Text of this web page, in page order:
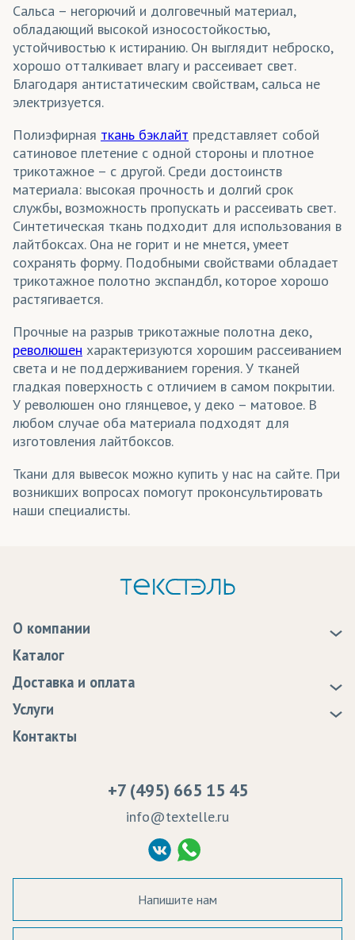
Сальса – негорючий и долговечный материал,
обладающий высокой износостойкостью,
устойчивостью к истиранию. Он выглядит неброско,
хорошо отталкивает влагу и рассеивает свет.
Благодаря антистатическим свойствам, сальса не
электризуется.
Полиэфирная ткань бэклайт представляет собой
сатиновое плетение с одной стороны и плотное
трикотажное – с другой. Среди достоинств
материала: высокая прочность и долгий срок
службы, возможность пропускать и рассеивать свет.
Синтетическая ткань подходит для использования в
лайтбоксах. Она не горит и не мнется, умеет
сохранять форму. Подобными свойствами обладает
трикотажное полотно экспандбл, которое хорошо
растягивается.
Прочные на разрыв трикотажные полотна деко,
революшен характеризуются хорошим рассеиванием
света и не поддерживанием горения. У тканей
гладкая поверхность с отличием в самом покрытии.
У революшен оно глянцевое, у деко – матовое. В
любом случае оба материала подходят для
изготовления лайтбоксов.
Ткани для вывесок можно купить у нас на сайте. При
возникших вопросах помогут проконсультировать
наши специалисты.
О компании
Статьи
Программа лояльности
Сертификаты качества
Судебные решения
Политика Конфиденциальности
Согласие на обработку ПД
Каталог
Доставка и оплата
Доставка
Оплата
Услуги
Образцы
Контакты
+7 (495) 665 15 45
info@textelle.ru
Напишите нам